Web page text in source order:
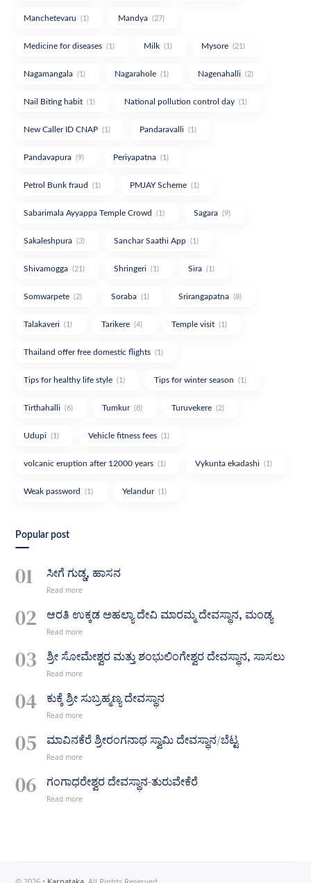
Manchetevaru (1) Mandya (27)
Medicine for diseases (1) Milk (1) Mysore (21)
Nagamangala (1) Nagarahole (1) Nagenahalli (2)
Nail Biting habit (1) National pollution control day (1)
New Caller ID CNAP (1) Pandaravalli (1)
Pandavapura (9) Periyapatna (1)
Petrol Bunk fraud (1) PMJAY Scheme (1)
Sabarimala Ayyappa Temple Crowd (1) Sagara (9)
Sakaleshpura (3) Sanchar Saathi App (1)
Shivamogga (21) Shringeri (1) Sira (1)
Somwarpete (2) Soraba (1) Srirangapatna (8)
Talakaveri (1) Tarikere (4) Temple visit (1)
Thailand offer free domestic flights (1)
Tips for healthy life style (1) Tips for winter season (1)
Tirthahalli (6) Tumkur (8) Turuvekere (2)
Udupi (1) Vehicle fitness fees (1)
volcanic eruption after 12000 years (1) Vykunta ekadashi (1)
Weak password (1) Yelandur (1)
Popular post
ಸೀಗೆ ಗುಡ್ಡ, ಹಾಸನ
ಆರತಿ ಉಕ್ಕಡ ಅಹಲ್ಯಾ ದೇವಿ ಮಾರಮ್ಮ ದೇವಸ್ಥಾನ, ಮಂಡ್ಯ
ಶ್ರೀ ಸೋಮೇಶ್ವರ ಮತ್ತು ಶಂಭುಲಿಂಗೇಶ್ವರ ದೇವಸ್ಥಾನ, ಸಾಸಲು
ಕುಕ್ಕೆ ಶ್ರೀ ಸುಬ್ರಹ್ಮಣ್ಯ ದೇವಸ್ಥಾನ
ಮಾವಿನಕೆರೆ ಶ್ರೀರಂಗನಾಥ ಸ್ವಾಮಿ ದೇವಸ್ಥಾನ/ಬೆಟ್ಟ
ಗಂಗಾಧರೇಶ್ವರ ದೇವಸ್ಥಾನ-ತುರುವೇಕೆರೆ